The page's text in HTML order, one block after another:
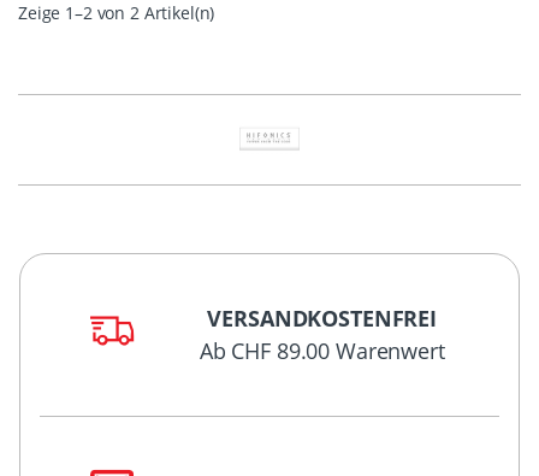
Zeige 1–2 von 2 Artikel(n)
VERSANDKOSTENFREI
Ab CHF 89.00 Warenwert